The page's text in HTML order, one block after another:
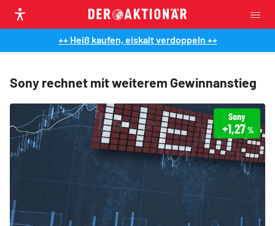
++ Heiß kaufen, eiskalt verdoppeln ++
Sony rechnet mit weiterem Gewinnanstieg
Sony
+1,27%